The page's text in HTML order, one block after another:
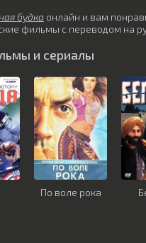
будка онлайн и вам
фильмы с переводом на
и сериалы
По воле рока